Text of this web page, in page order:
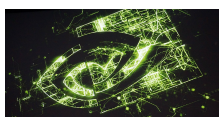
Compartilhe